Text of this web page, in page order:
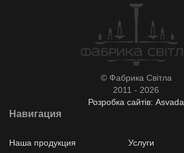
© Фабрика Світла
2011 - 2026
Розробка сайтів: Asvada
Навигация
Наша продукция Услуги